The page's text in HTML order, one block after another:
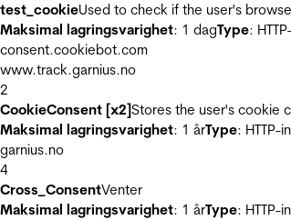
test_cookieUsed to check if the user's
Maksimal lagringsvarighet: 1 dagType:
consent.cookiebot.com
www.track.garnius.no
2
CookieConsent [x2]Stores the user's cookie
Maksimal lagringsvarighet: 1 årType: HTTP-
garnius.no
4
Cross_ConsentVenter
Maksimal lagringsvarighet: 1 årType: HTTP-